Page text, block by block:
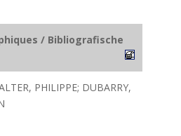
/ Bibliografische
PHILIPPE; DUBARRY,